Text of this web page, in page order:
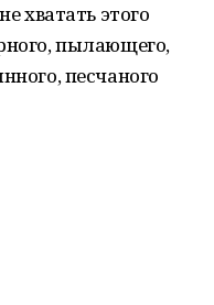
хватать этого
пылающего,
песчаного